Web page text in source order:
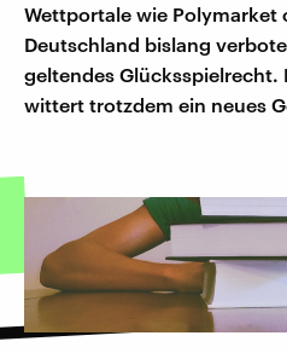
Wettportale wie Polymarket
Deutschland bislang
geltendes Glücksspielrecht.
wittert trotzdem ein neues